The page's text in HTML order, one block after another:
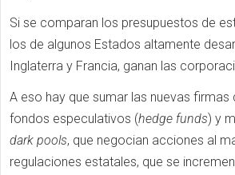
Si se comparan los presupuestos de
los de algunos Estados altamente
Inglaterra y Francia, ganan las
A eso hay que sumar las nuevas firmas
fondos especulativos (hedge funds) y
dark pools, que negocian acciones al
regulaciones estatales, que se